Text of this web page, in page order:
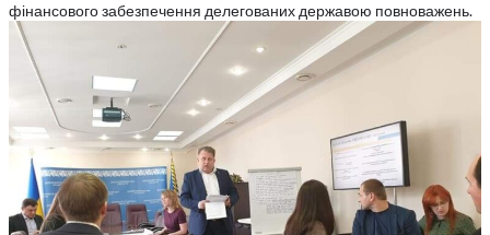
фінансового забезпечення делегованих державою повноважень.